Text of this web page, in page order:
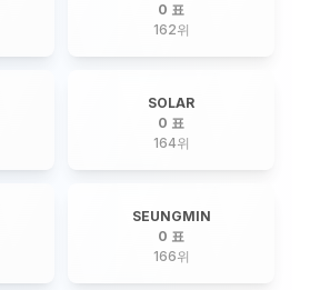
0 표
162위
SOLAR
0 표
164위
SEUNGMIN
0 표
166위